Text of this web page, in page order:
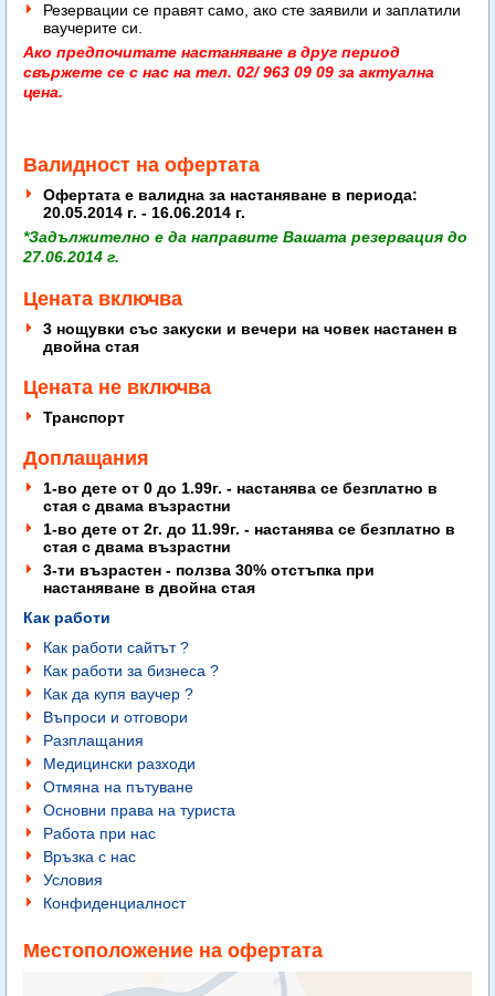
Резервации се правят само, ако сте заявили и заплатили
ваучерите си.
Ако предпочитате настаняване в друг период
свържете се с нас на тел. 02/ 963 09 09 за актуална
цена.
Валидност на офертата
Офертата е валидна за настаняване в периода:
20.05.2014 г. - 16.06.2014 г.
*Задължително е да направите Вашата резервация до
27.06.2014 г.
Цената включва
3 нощувки със закуски и вечери на човек настанен в
двойна стая
Цената не включва
Транспорт
Доплащания
1-во дете от 0 до 1.99г. - настанява се безплатно в
стая с двама възрастни
1-во дете от 2г. до 11.99г. - настанява се безплатно в
стая с двама възрастни
3-ти възрастен - ползва 30% отстъпка при
настаняване в двойна стая
Как работи
Как работи сайтът ?
Как работи за бизнеса ?
Как да купя ваучер ?
Въпроси и отговори
Разплащания
Медицински разходи
Отмяна на пътуване
Основни права на туриста
Работа при нас
Връзка с нас
Условия
Конфиденциалност
Местоположение на офертата